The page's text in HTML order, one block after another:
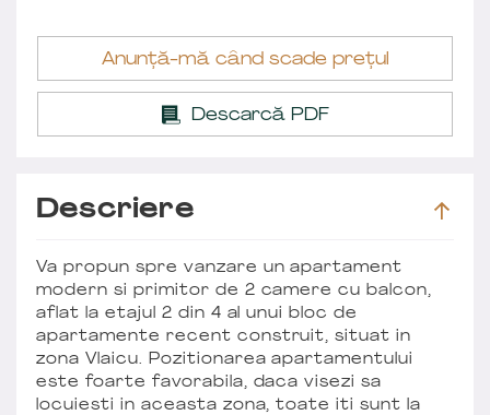
Anunță-mă când scade prețul
Descarcă PDF
Descriere
Va propun spre vanzare un apartament
modern si primitor de 2 camere cu balcon,
aflat la etajul 2 din 4 al unui bloc de
apartamente recent construit, situat in
zona Vlaicu. Pozitionarea apartamentului
este foarte favorabila, daca visezi sa
locuiesti in aceasta zona, toate iti sunt la